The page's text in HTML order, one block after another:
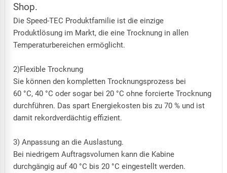
Shop.
Die Speed-TEC Produktfamilie ist die einzige
Produktlösung im Markt, die eine Trocknung in allen
Temperaturbereichen ermöglicht.
2)Flexible Trocknung
Sie können den kompletten Trocknungsprozess bei
60 °C, 40 °C oder sogar bei 20 °C ohne forcierte Trocknung
durchführen. Das spart Energiekosten bis zu 70 % und ist
damit rekordverdächtig effizient.
3) Anpassung an die Auslastung.
Bei niedrigem Auftragsvolumen kann die Kabine
durchgängig auf 40 °C bis 20 °C eingestellt werden.